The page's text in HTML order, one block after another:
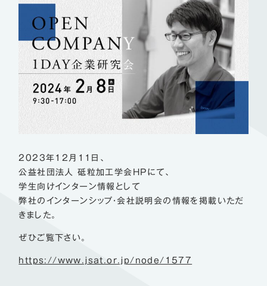
2023年12月11日、
公益社団法人 砥粒加工学会HPにて、
学生向けインターン情報として
弊社のインターンシップ・会社説明会の情報を掲載いただ
きました。
ぜひご覧下さい。
https://www.jsat.or.jp/node/1577